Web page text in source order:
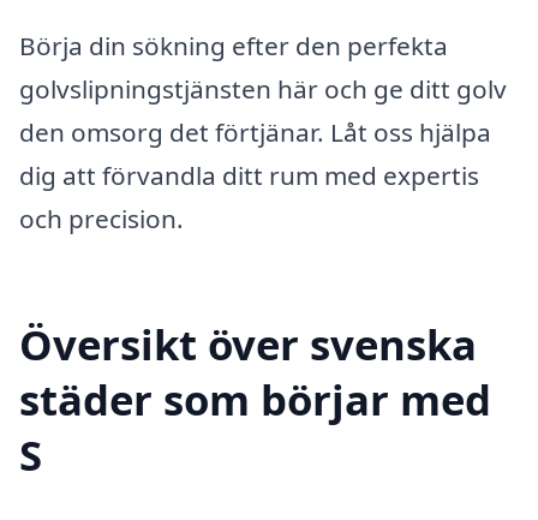
Börja din sökning efter den perfekta
golvslipningstjänsten här och ge ditt golv
den omsorg det förtjänar. Låt oss hjälpa
dig att förvandla ditt rum med expertis
och precision.
Översikt över svenska
städer som börjar med
S